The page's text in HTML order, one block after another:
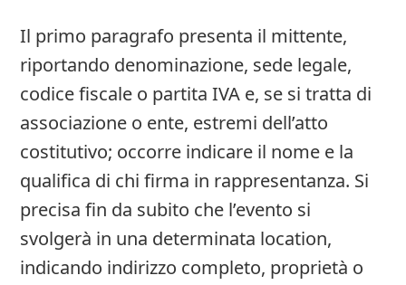
Il primo paragrafo presenta il mittente,
riportando denominazione, sede legale,
codice fiscale o partita IVA e, se si tratta di
associazione o ente, estremi dell’atto
costitutivo; occorre indicare il nome e la
qualifica di chi firma in rappresentanza. Si
precisa fin da subito che l’evento si
svolgerà in una determinata location,
indicando indirizzo completo, proprietà o